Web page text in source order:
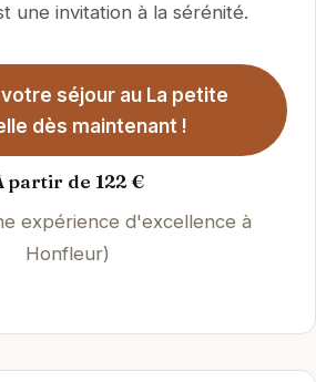
une invitation à la sérénité.
séjour au La petite
dès maintenant !
partir de 122 €
expérience d'excellence à
Honfleur)